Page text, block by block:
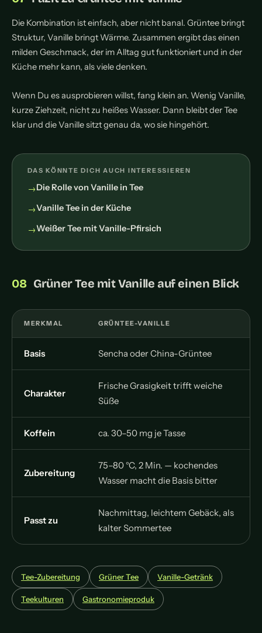
Die Kombination ist einfach, aber nicht banal. Grüntee bringt
Struktur, Vanille bringt Wärme. Zusammen ergibt das einen
milden Geschmack, der im Alltag gut funktioniert und in der
Küche mehr kann, als viele denken.
Wenn Du es ausprobieren willst, fang klein an. Wenig Vanille,
kurze Ziehzeit, nicht zu heißes Wasser. Dann bleibt der Tee
klar und die Vanille sitzt genau da, wo sie hingehört.
DAS KÖNNTE DICH AUCH INTERESSIEREN
Die Rolle von Vanille in Tee
Vanille Tee in der Küche
Weißer Tee mit Vanille-Pfirsich
Grüner Tee mit Vanille auf einen Blick
MERKMAL GRÜNTEE-VANILLE
Basis Sencha oder China-Grüntee
Charakter
Frische Grasigkeit trifft weiche
Süße
Koffein ca. 30–50 mg je Tasse
Zubereitung
75–80 °C, 2 Min. — kochendes
Wasser macht die Basis bitter
Passt zu
Nachmittag, leichtem Gebäck, als
kalter Sommertee
Tee-Zubereitung Grüner Tee Vanille-Getränk
Teekulturen Gastronomieproduk